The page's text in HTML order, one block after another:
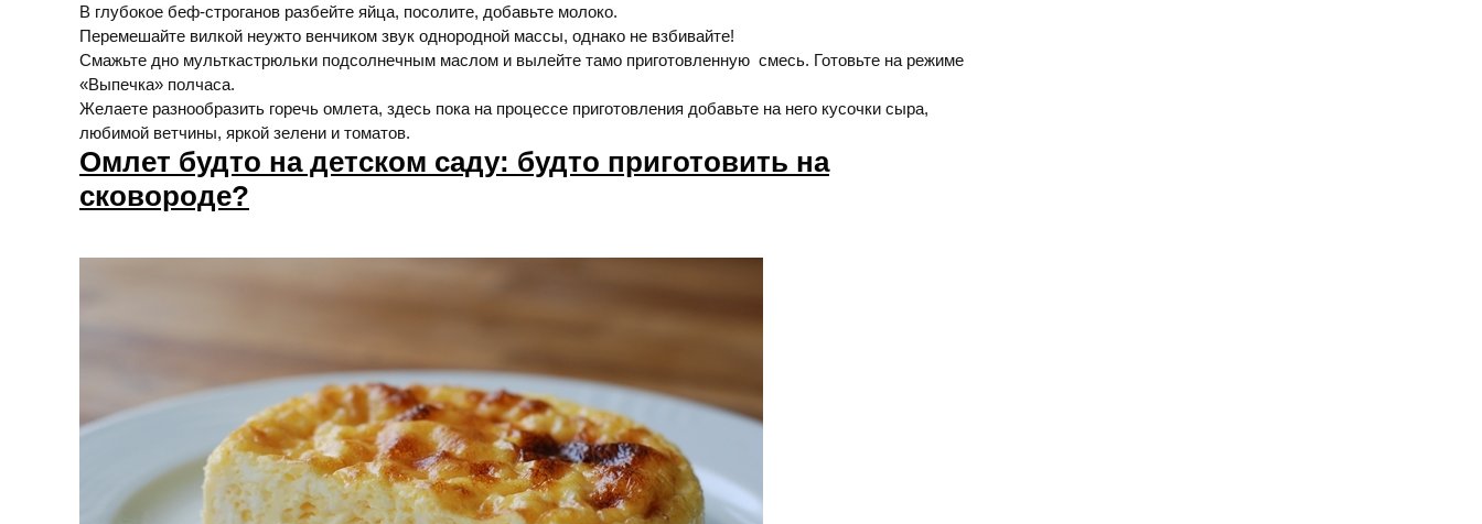
В глубокое беф-строганов разбейте яйца, посолите, добавьте молоко.
Перемешайте вилкой неужто венчиком звук однородной массы, однако не взбивайте!
Смажьте дно мульткастрюльки подсолнечным маслом и вылейте тамо приготовленную смесь. Готовьте на режиме
«Выпечка» полчаса.
Желаете разнообразить горечь омлета, здесь пока на процессе приготовления добавьте на него кусочки сыра,
любимой ветчины, яркой зелени и томатов.
Омлет будто на детском саду: будто приготовить на
сковороде?